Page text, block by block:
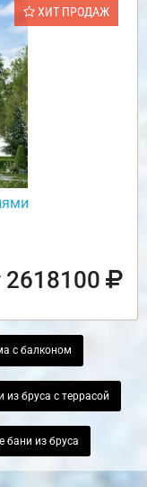
ХИТ ПРОДАЖ
2618100
с балконом
из бруса с террасой
бани из бруса